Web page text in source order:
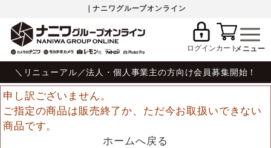
｜ナニワグループオンライン
ログインカート
＼リニューアル／法人・個人事業主の方向け会員募集開始！
申し訳ございません。
ご指定の商品は販売終了か、ただ今お取扱いできない
商品です。
ホームへ戻る